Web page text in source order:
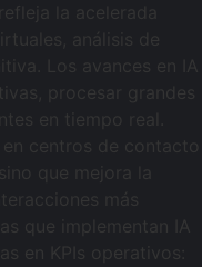
la acelerada
análisis de
Los avances en IA
procesar grandes
en tiempo real.
centros de contacto
que mejora la
más
que implementan IA
en KPIs operativos: